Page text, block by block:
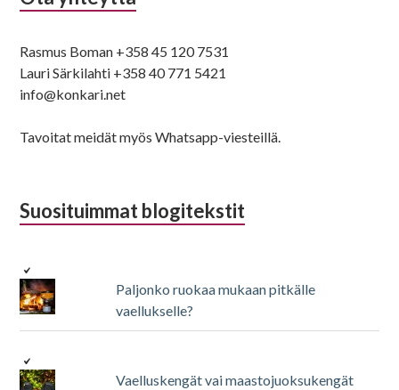
Rasmus Boman +358 45 120 7531
Lauri Särkilahti +358 40 771 5421
info@konkari.net
Tavoitat meidät myös Whatsapp-viesteillä.
Suosituimmat blogitekstit
Paljonko ruokaa mukaan pitkälle
vaellukselle?
Vaelluskengät vai maastojuoksukengät